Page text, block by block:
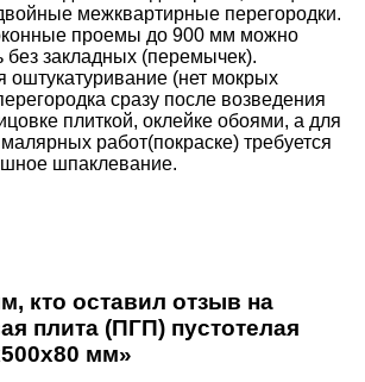
межквартирные перегородки.
проемы до 900 мм можно
без закладных (перемычек).
оштукатуривание (нет мокрых
сразу после возведения
плиткой, оклейке обоями, а для
работ(покраске) требуется
шпаклевание.
кто оставил отзыв на
плита (ПГП) пустотелая
мм»